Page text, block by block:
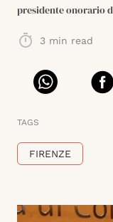
presidente onorario
3 min read
TAGS
FIRENZE